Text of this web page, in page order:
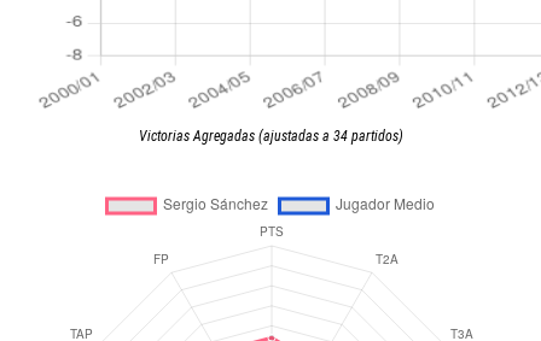
Victorias Agregadas (ajustadas a 34 partidos)